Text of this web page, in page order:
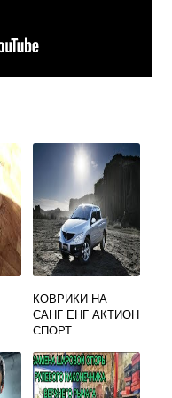
КОВРИКИ НА
САНГ ЕНГ АКТИОН
СПОРТ